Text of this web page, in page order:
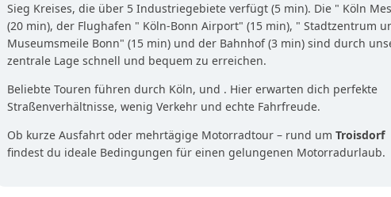
Sieg Kreises, die über 5 Industriegebiete verfügt (5 min). Die " Köln
(20 min), der Flughafen " Köln-Bonn Airport" (15 min), " Stadtzentrum
Museumsmeile Bonn" (15 min) und der Bahnhof (3 min) sind durch
zentrale Lage schnell und bequem zu erreichen.
Beliebte Touren führen durch Köln, und . Hier erwarten dich perfekte
Straßenverhältnisse, wenig Verkehr und echte Fahrfreude.
Ob kurze Ausfahrt oder mehrtägige Motorradtour – rund um Troisdorf
findest du ideale Bedingungen für einen gelungenen Motorradurlaub.